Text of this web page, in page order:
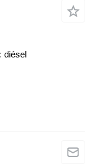
diésel